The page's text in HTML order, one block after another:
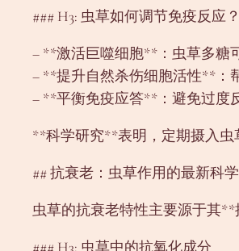
### H3: 虫草如何调节免疫反应？
– **激活巨噬细胞**：虫草多糖
– **提升自然杀伤细胞活性**：
– **平衡免疫应答**：避免过度
**科学研究**表明，定期摄入虫
## 抗衰老：虫草作用的最新科
虫草的抗衰老特性主要源于其
### H3: 虫草中的抗氧化成分